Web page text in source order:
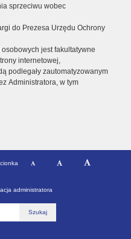
sprzeciwu wobec
do Prezesa Urzędu Ochrony
jest fakultatywne
internetowej,
podlegały zautomatyzowanym
Administratora, w tym
administratora